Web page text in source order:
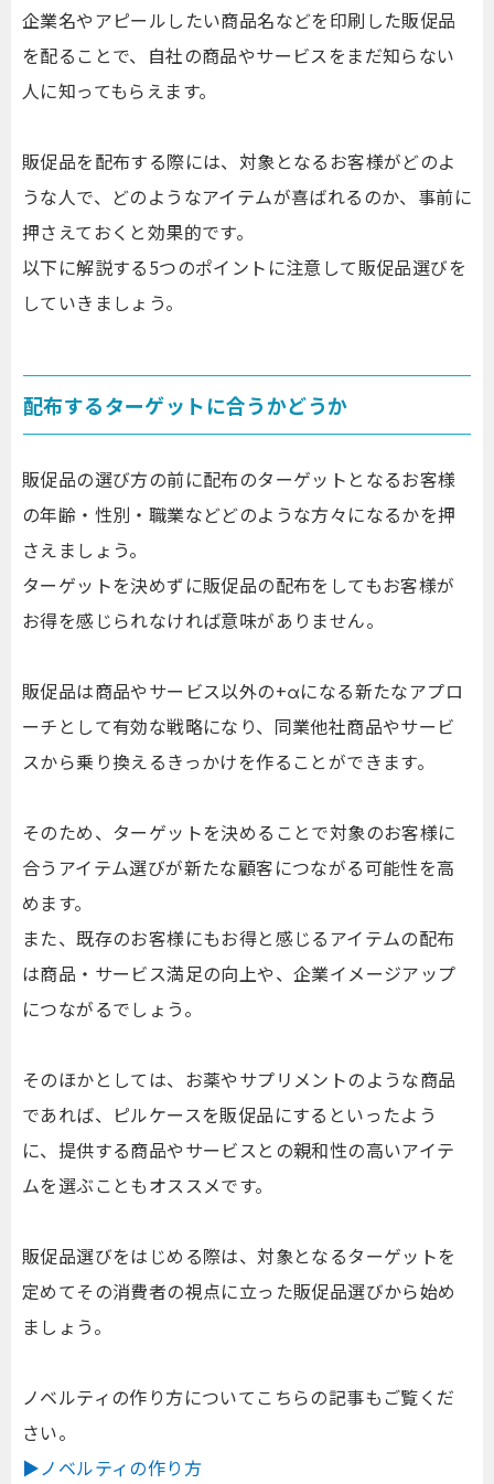
企業名やアピールしたい商品名などを印刷した販促品
を配ることで、自社の商品やサービスをまだ知らない
人に知ってもらえます。
販促品を配布する際には、対象となるお客様がどのよ
うな人で、どのようなアイテムが喜ばれるのか、事前に
押さえておくと効果的です。
以下に解説する5つのポイントに注意して販促品選びを
していきましょう。
配布するターゲットに合うかどうか
販促品の選び方の前に配布のターゲットとなるお客様
の年齢・性別・職業などどのような方々になるかを押
さえましょう。
ターゲットを決めずに販促品の配布をしてもお客様が
お得を感じられなければ意味がありません。
販促品は商品やサービス以外の+αになる新たなアプロ
ーチとして有効な戦略になり、同業他社商品やサービ
スから乗り換えるきっかけを作ることができます。
そのため、ターゲットを決めることで対象のお客様に
合うアイテム選びが新たな顧客につながる可能性を高
めます。
また、既存のお客様にもお得と感じるアイテムの配布
は商品・サービス満足の向上や、企業イメージアップ
につながるでしょう。
そのほかとしては、お薬やサプリメントのような商品
であれば、ピルケースを販促品にするといったよう
に、提供する商品やサービスとの親和性の高いアイテ
ムを選ぶこともオススメです。
販促品選びをはじめる際は、対象となるターゲットを
定めてその消費者の視点に立った販促品選びから始め
ましょう。
ノベルティの作り方についてこちらの記事もご覧くだ
さい。
▶ノベルティの作り方